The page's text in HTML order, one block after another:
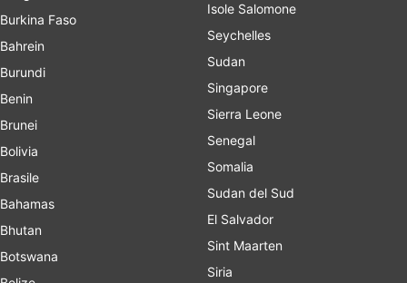
Burkina Faso
Bahrein
Burundi
Benin
Brunei
Bolivia
Brasile
Bahamas
Bhutan
Botswana
Isole Salomone
Seychelles
Sudan
Singapore
Sierra Leone
Senegal
Somalia
Sudan del Sud
El Salvador
Sint Maarten
Siria